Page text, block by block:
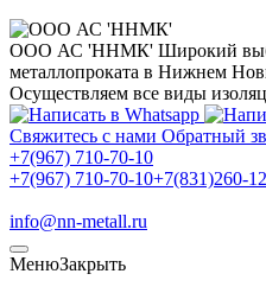
ООО АС 'ННМК' Широкий
металлопроката в Нижнем
Осуществляем все виды
Свяжитесь с нами Обратный
+7(967) 710-70-10
+7(967) 710-70-10+7(831)260-
info@nn-metall.ru
МенюЗакрыть